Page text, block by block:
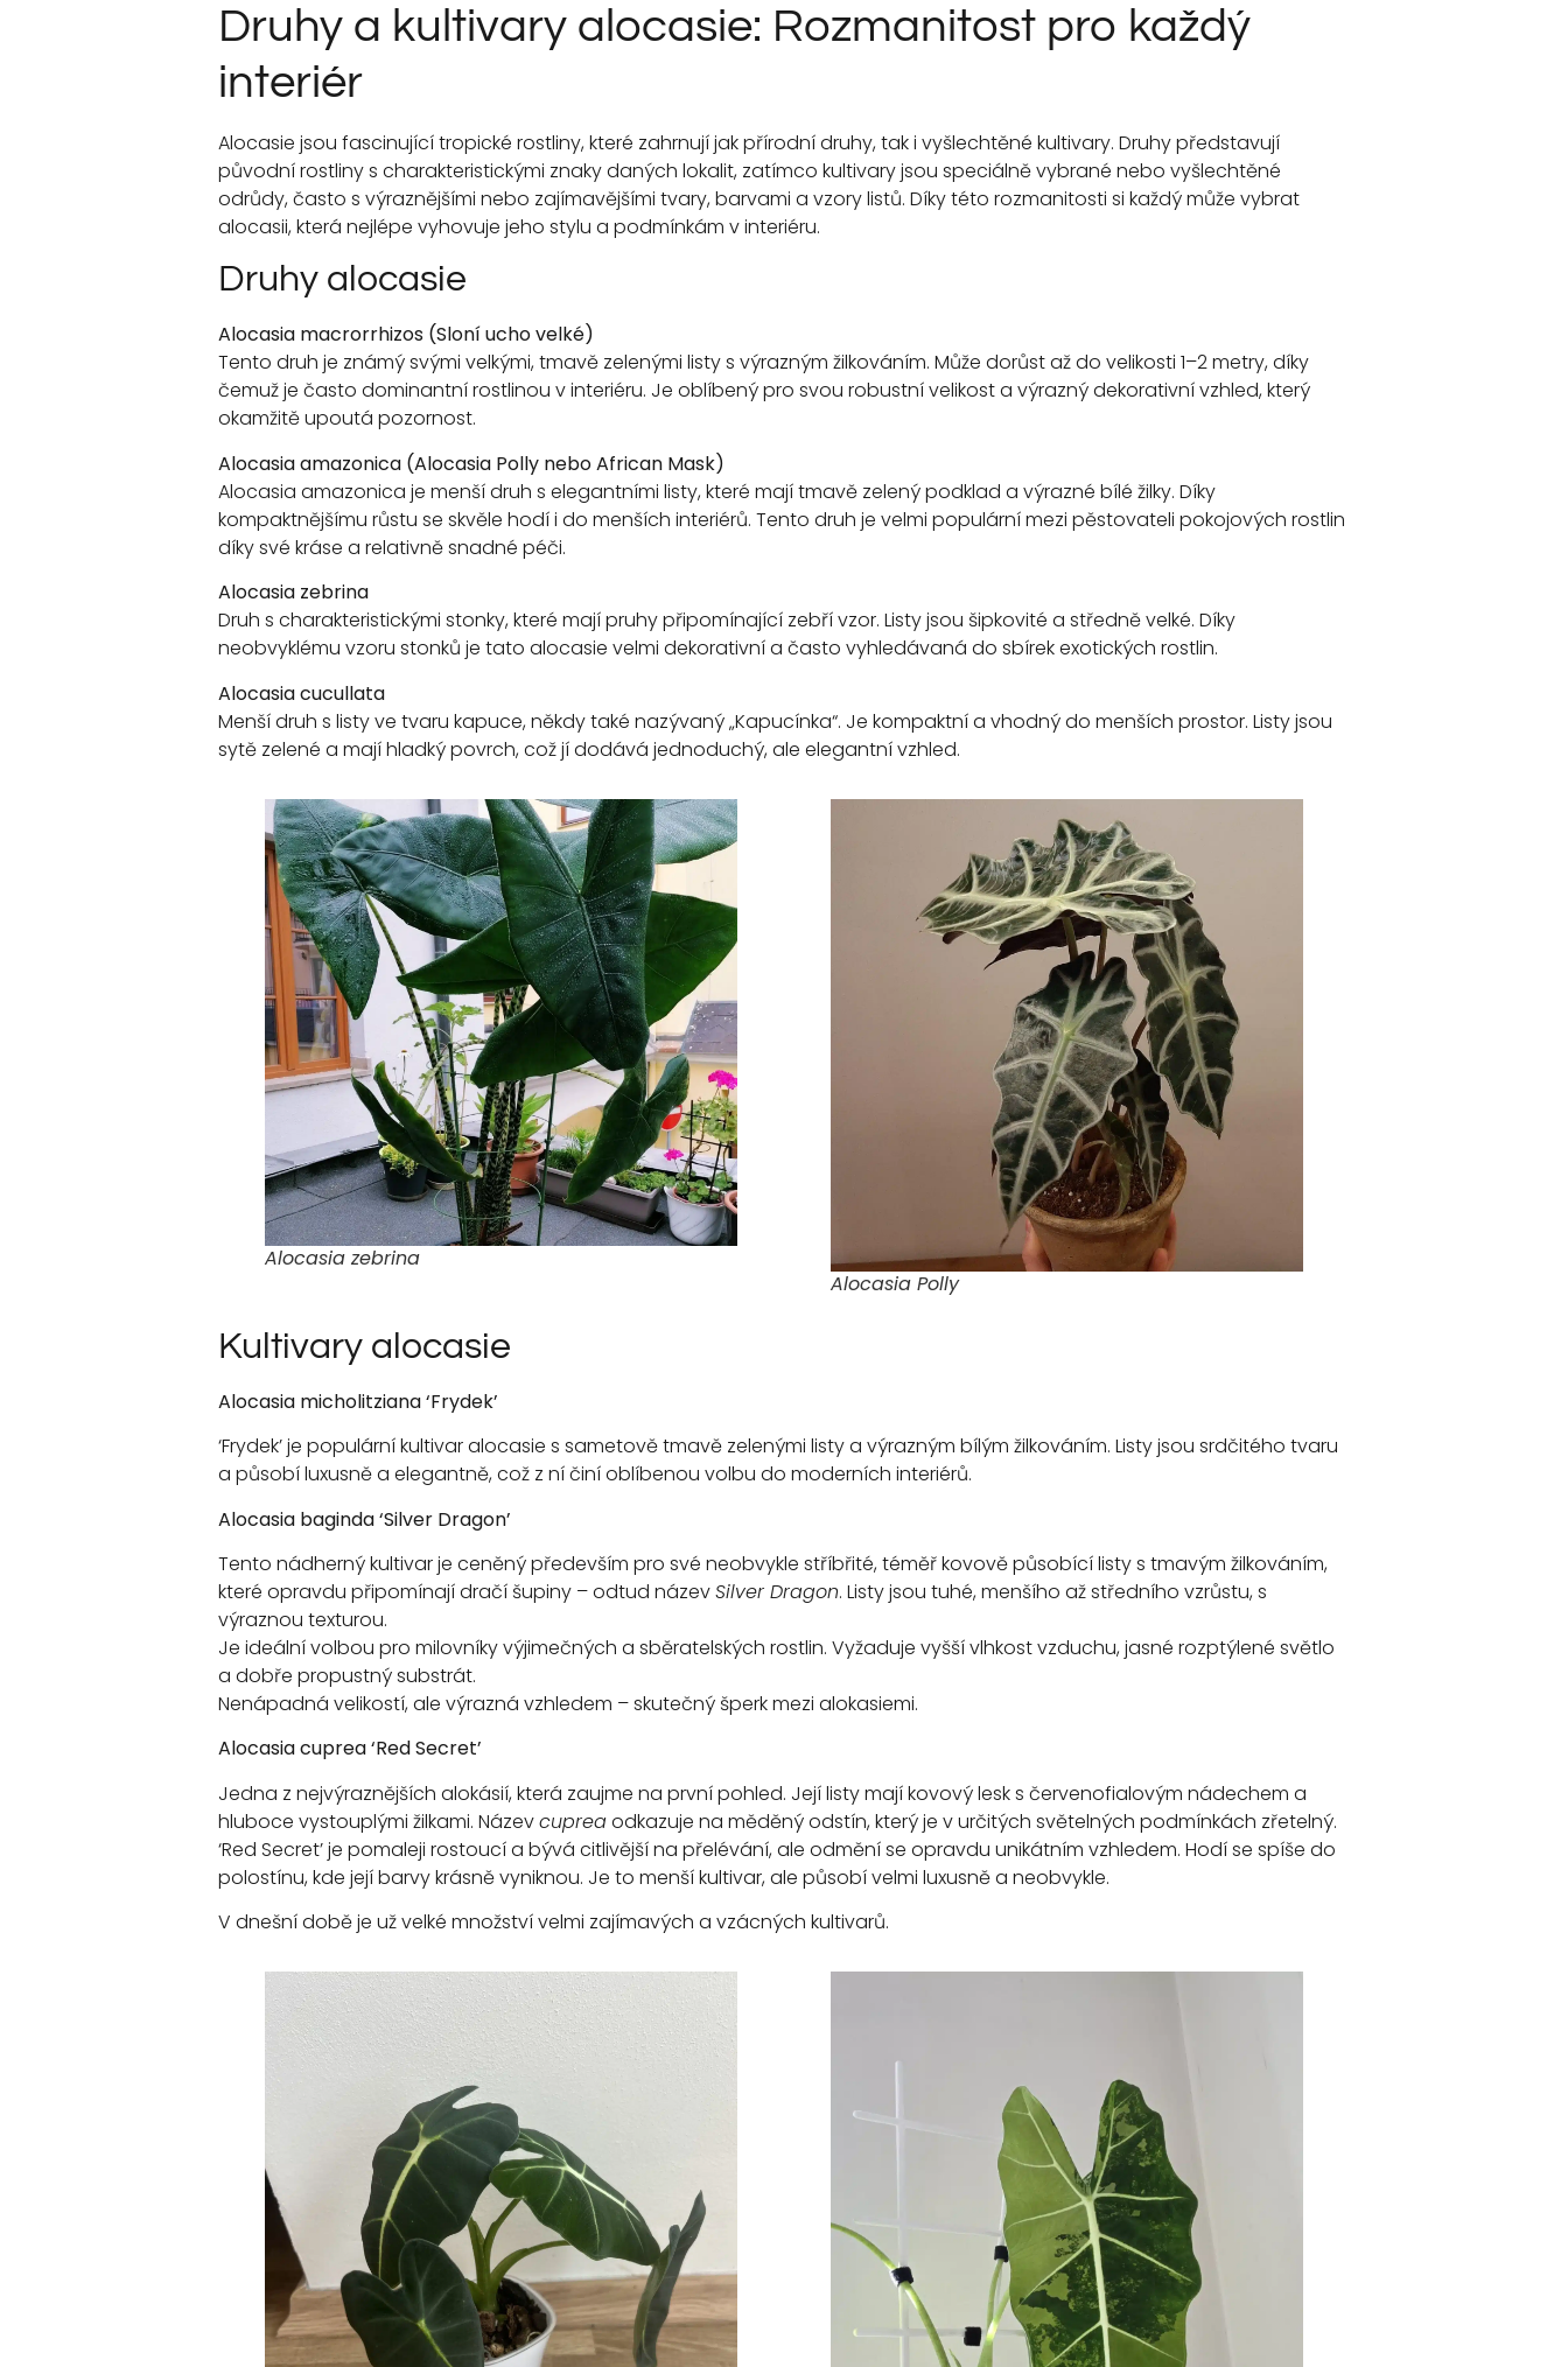
Druhy a kultivary alocasie: Rozmanitost pro každý
interiér
Alocasie jsou fascinující tropické rostliny, které zahrnují jak přírodní druhy, tak i vyšlechtěné kultivary. Druhy představují
původní rostliny s charakteristickými znaky daných lokalit, zatímco kultivary jsou speciálně vybrané nebo vyšlechtěné
odrůdy, často s výraznějšími nebo zajímavějšími tvary, barvami a vzory listů. Díky této rozmanitosti si každý může vybrat
alocasii, která nejlépe vyhovuje jeho stylu a podmínkám v interiéru.
Druhy alocasie
Alocasia macrorrhizos (Sloní ucho velké)
Tento druh je známý svými velkými, tmavě zelenými listy s výrazným žilkováním. Může dorůst až do velikosti 1–2 metry, díky
čemuž je často dominantní rostlinou v interiéru. Je oblíbený pro svou robustní velikost a výrazný dekorativní vzhled, který
okamžitě upoutá pozornost.
Alocasia amazonica (Alocasia Polly nebo African Mask)
Alocasia amazonica je menší druh s elegantními listy, které mají tmavě zelený podklad a výrazné bílé žilky. Díky
kompaktnějšímu růstu se skvěle hodí i do menších interiérů. Tento druh je velmi populární mezi pěstovateli pokojových rostlin
díky své kráse a relativně snadné péči.
Alocasia zebrina
Druh s charakteristickými stonky, které mají pruhy připomínající zebří vzor. Listy jsou šipkovité a středně velké. Díky
neobvyklému vzoru stonků je tato alocasie velmi dekorativní a často vyhledávaná do sbírek exotických rostlin.
Alocasia cucullata
Menší druh s listy ve tvaru kapuce, někdy také nazývaný „Kapucínka“. Je kompaktní a vhodný do menších prostor. Listy jsou
sytě zelené a mají hladký povrch, což jí dodává jednoduchý, ale elegantní vzhled.
Alocasia zebrina
Alocasia Polly
Kultivary alocasie
Alocasia micholitziana ‘Frydek’
‘Frydek’ je populární kultivar alocasie s sametově tmavě zelenými listy a výrazným bílým žilkováním. Listy jsou srdčitého tvaru
a působí luxusně a elegantně, což z ní činí oblíbenou volbu do moderních interiérů.
Alocasia baginda ‘Silver Dragon’
Tento nádherný kultivar je ceněný především pro své neobvykle stříbřité, téměř kovově působící listy s tmavým žilkováním,
které opravdu připomínají dračí šupiny – odtud názevSilver Dragon. Listy jsou tuhé, menšího až středního vzrůstu, s
výraznou texturou.
Je ideální volbou pro milovníky výjimečných a sběratelských rostlin. Vyžaduje vyšší vlhkost vzduchu, jasné rozptýlené světlo
a dobře propustný substrát.
Nenápadná velikostí, ale výrazná vzhledem – skutečný šperk mezi alokasiemi.
Alocasia cuprea ‘Red Secret’
Jedna z nejvýraznějších alokásií, která zaujme na první pohled. Její listy mají kovový lesk s červenofialovým nádechem a
hluboce vystouplými žilkami. Názevcupreaodkazuje na měděný odstín, který je v určitých světelných podmínkách zřetelný.
‘Red Secret’ je pomaleji rostoucí a bývá citlivější na přelévání, ale odmění se opravdu unikátním vzhledem. Hodí se spíše do
polostínu, kde její barvy krásně vyniknou. Je to menší kultivar, ale působí velmi luxusně a neobvykle.
V dnešní době je už velké množství velmi zajímavých a vzácných kultivarů.